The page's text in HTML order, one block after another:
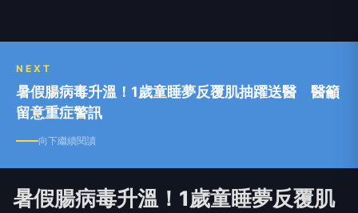
NEXT
暑假腸病毒升溫！1歲童睡夢反覆肌抽躍送醫 醫籲
留意重症警訊
向下繼續閱讀
暑假腸病毒升溫！1歲童睡夢反覆肌